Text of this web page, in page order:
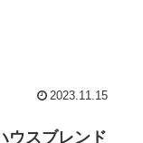
2023.11.15
ウスブレンド